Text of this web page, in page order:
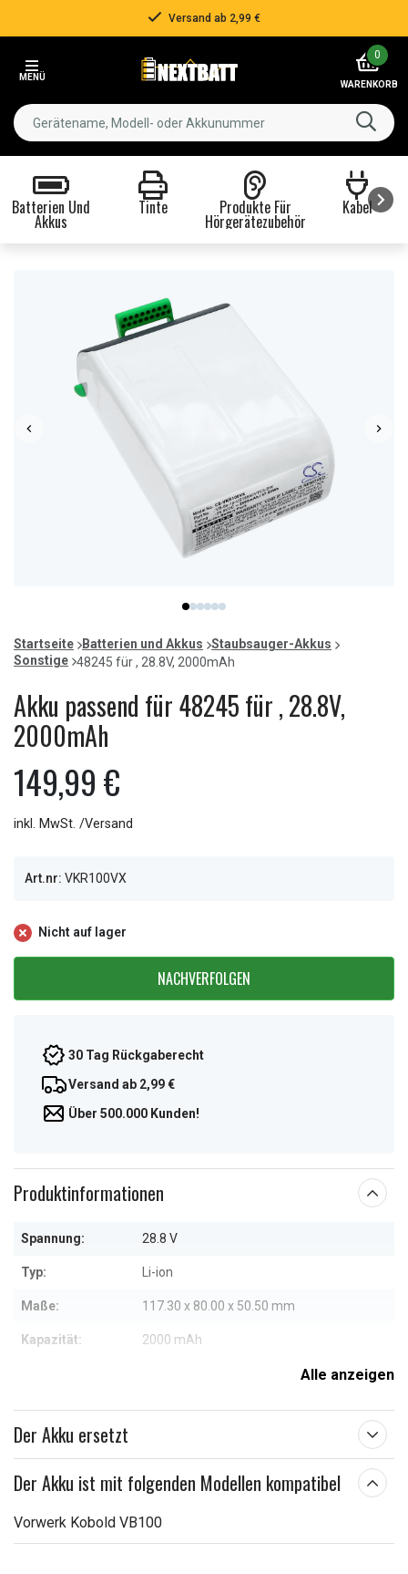
Versand ab 2,99 €
MENÜ
0
WARENKORB
Batterien Und
Akkus
Tinte Produkte Für
Hörgerätezubehör
Kabel
item
0
item
1
item
2
item
3
item
4
item
5
of
6
Startseite Batterien und Akkus
Staubsauger-Akkus
Sonstige 48245 für , 28.8V, 2000mAh
Akku passend für 48245 für , 28.8V,
2000mAh
149,99 €
inkl. MwSt. /Versand
Art.nr: VKR100VX
Nicht auf lager
NACHVERFOLGEN
30 Tag Rückgaberecht
Versand ab 2,99 €
Über 500.000 Kunden!
Produktinformationen
Spannung: 28.8 V
Typ: Li-ion
Maße: 117.30 x 80.00 x 50.50 mm
Kapazität: 2000 mAh
Weitere Informationen zu den EigenschaftenAlle anzeigen
Der Akku ersetzt
Der Akku ist mit folgenden Modellen kompatibel
Vorwerk Kobold VB100